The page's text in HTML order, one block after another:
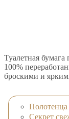
Туалетная бумага
100%
броскими и
Полотенца
Секрет